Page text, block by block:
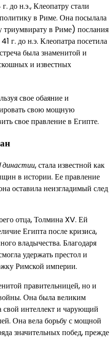
до н.э., Клеопатру стали
в Риме. Она посылала
в Риме) послания
г. до н.э. Клеопатра посетила
была знаменитой и
и известных
свое обаяние и
свою мощную
свое правление в Египте.
династии, стала известной как
в истории. Ее правление
оставила неизгладимый след
отца, Толмина XV. Ей
Египта после кризиса,
владычества. Благодаря
удержать престол и
Римской империи.
правительницей, но и
Она была великим
свой интеллект и чарующий
Она вела борьбу с мощной
значительных побед, прежде